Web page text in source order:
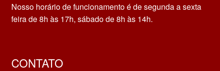
Nosso horário de funcionamento é de segunda a sexta
feira de 8h às 17h, sábado de 8h às 14h.
CONTATO